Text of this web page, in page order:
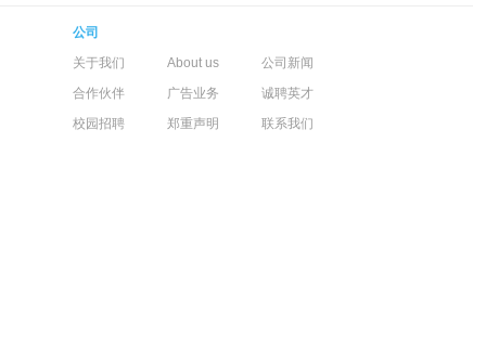
公司
关于我们
About us
公司新闻
合作伙伴
广告业务
诚聘英才
校园招聘
郑重声明 联系我们